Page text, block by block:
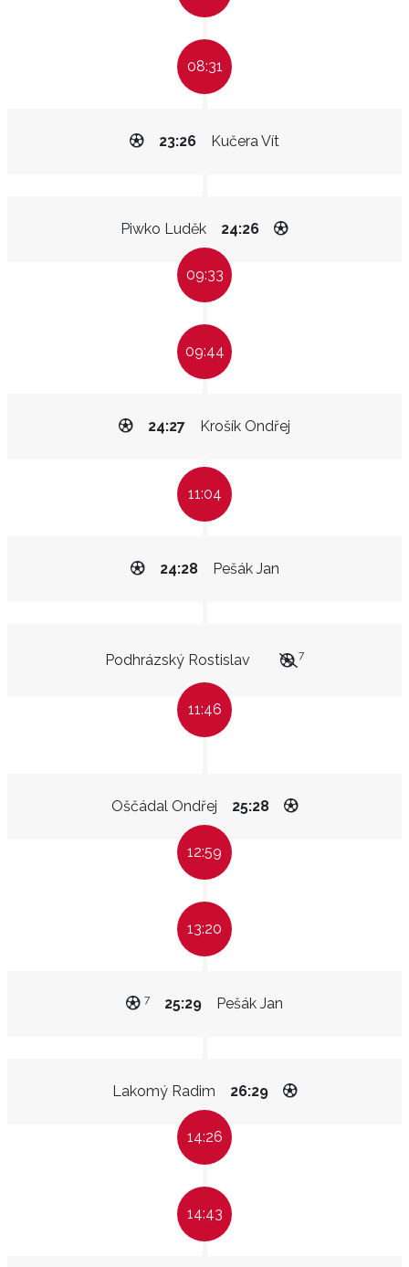
08:31
Kučera Vít
23:26
Piwko Luděk 24:26
09:33
09:44
Krošík Ondřej
24:27
11:04
Pešák Jan
24:28
Podhrázský Rostislav 7
11:46
Oščádal Ondřej 25:28
12:59
13:20
Pešák Jan
25:29
7
Lakomý Radim 26:29
14:26
14:43